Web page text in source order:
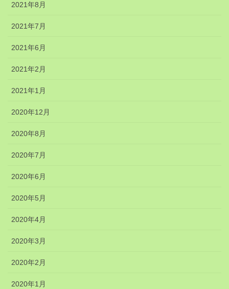
2021年8月
2021年7月
2021年6月
2021年2月
2021年1月
2020年12月
2020年8月
2020年7月
2020年6月
2020年5月
2020年4月
2020年3月
2020年2月
2020年1月